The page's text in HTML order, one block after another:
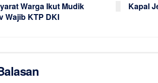
Warga Ikut Mudik
Wajib KTP DKI
Kapal